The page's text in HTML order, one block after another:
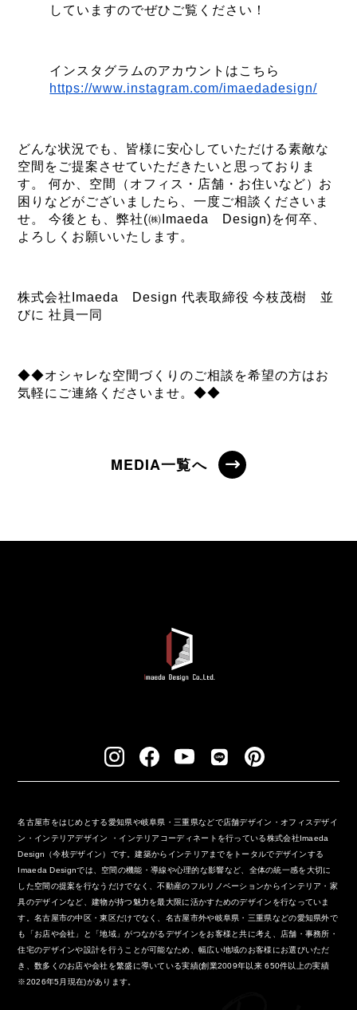
していますのでぜひご覧ください！
インスタグラムのアカウントはこちら
https://www.instagram.com/imaedadesign/
どんな状況でも、皆様に安心していただける素敵な
空間をご提案させていただきたいと思っておりま
す。 何か、空間（オフィス・店舗・お住いなど）お
困りなどがございましたら、一度ご相談くださいま
せ。 今後とも、弊社(㈱Imaeda Design)を何卒、
よろしくお願いいたします。
株式会社Imaeda Design 代表取締役 今枝茂樹 並
びに 社員一同
◆◆オシャレな空間づくりのご相談を希望の方はお
気軽にご連絡くださいませ。◆◆
MEDIA一覧へ
名古屋市をはじめとする愛知県や岐阜県・三重県などで店舗デザイン・オフィスデザイ
ン・インテリアデザイン ・インテリアコーディネートを行っている株式会社Imaeda
Design（今枝デザイン）です。建築からインテリアまでをトータルでデザインする
Imaeda Designでは、空間の機能・導線や心理的な影響など、全体の統一感を大切に
した空間の提案を行なうだけでなく、不動産のフルリノベーションからインテリア・家
具のデザインなど、建物が持つ魅力を最大限に活かすためのデザインを行なっていま
す。名古屋市の中区・東区だけでなく、名古屋市外や岐阜県・三重県などの愛知県外で
も「お店や会社」と「地域」がつながるデザインをお客様と共に考え、店舗・事務所・
住宅のデザインや設計を行うことが可能なため、幅広い地域のお客様にお選びいただ
き、数多くのお店や会社を繁盛に導いている実績(創業2009年以来 650件以上の実績
※2026年5月現在)があります。